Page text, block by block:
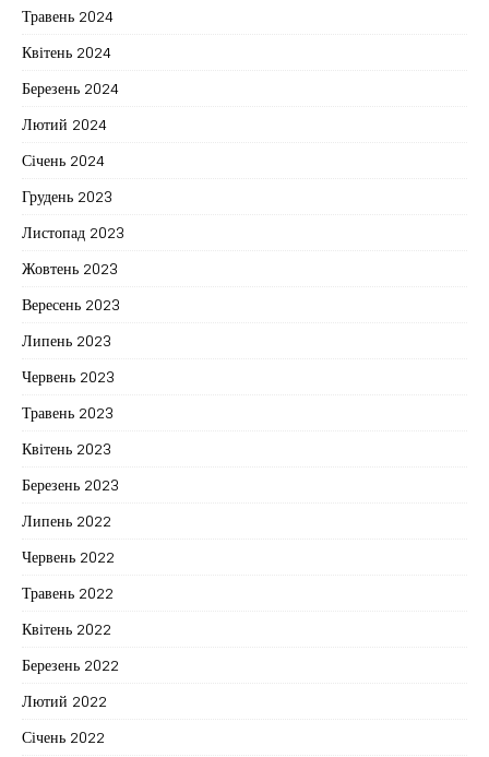
Травень 2024
Квітень 2024
Березень 2024
Лютий 2024
Січень 2024
Грудень 2023
Листопад 2023
Жовтень 2023
Вересень 2023
Липень 2023
Червень 2023
Травень 2023
Квітень 2023
Березень 2023
Липень 2022
Червень 2022
Травень 2022
Квітень 2022
Березень 2022
Лютий 2022
Січень 2022